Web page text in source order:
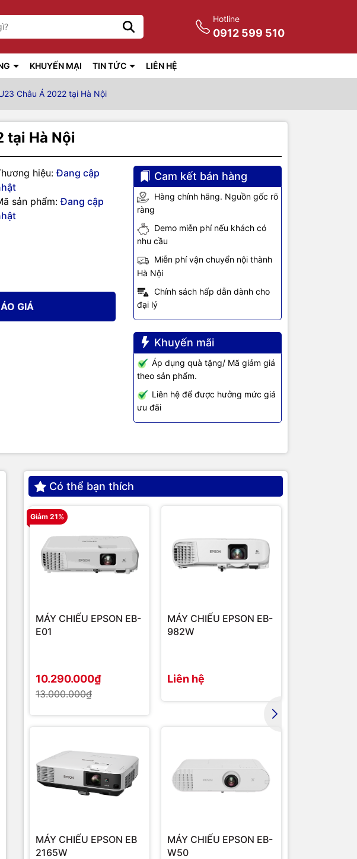
Hotline
0912 599 510
KHUYẾN MẠI TIN TỨC LIÊN HỆ
Châu Á 2022 tại Hà Nội
tại Hà Nội
hiệu: Đang cập
sản phẩm: Đang cập
GIÁ
Cam kết bán hàng
Hàng chính hãng. Nguồn gốc rõ
ràng
Demo miễn phí nếu khách có
nhu cầu
Miễn phí vận chuyển nội thành
Hà Nội
Chính sách hấp dẫn dành cho
đại lý
Khuyến mãi
Áp dụng quà tặng/ Mã giảm giá
theo sản phẩm.
Liên hệ để được hưởng mức giá
ưu đãi
Có thể bạn thích
Giảm 21%
MÁY CHIẾU EPSON EB-
E01
10.290.000₫
13.000.000₫
MÁY CHIẾU EPSON EB-
982W
Liên hệ
MÁY CHIẾU EPSON EB
2165W
MÁY CHIẾU EPSON EB-
W50